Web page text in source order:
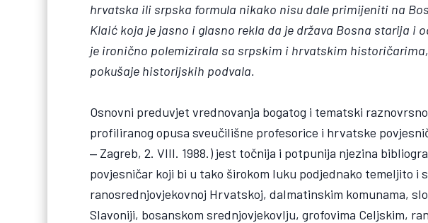
hrvatska ili srpska formula nikako nisu dale primijeniti na
Klaić koja je jasno i glasno rekla da je država Bosna starija i
je ironično polemizirala sa srpskim i hrvatskim
pokušaje historijskih podvala.
Osnovni preduvjet vrednovanja bogatog i tematski
profiliranog opusa sveučilišne profesorice i hrvatske
‒ Zagreb, 2. VIII. 1988.) jest točnija i potpunija njezina
povjesničar koji bi u tako širokom luku podjednako temeljito i
ranosrednjovjekovnoj Hrvatskoj, dalmatinskim komunama,
Slavoniji, bosanskom srednjovjekovlju, grofovima Celjskim,